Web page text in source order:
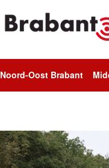
Noord-Oost Brabant